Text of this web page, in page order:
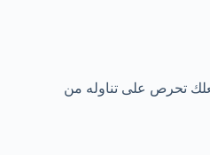
تحرص على تناوله من